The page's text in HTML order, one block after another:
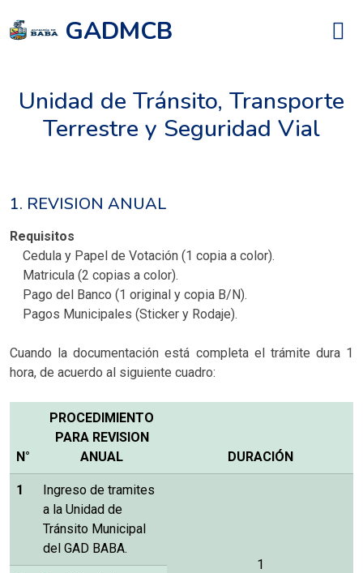
GADMCB
Unidad de Tránsito, Transporte
Terrestre y Seguridad Vial
1. REVISION ANUAL
Requisitos
Cedula y Papel de Votación (1 copia a color).
Matricula (2 copias a color).
Pago del Banco (1 original y copia B/N).
Pagos Municipales (Sticker y Rodaje).
Cuando la documentación está completa el trámite dura 1
hora, de acuerdo al siguiente cuadro:
N°
PROCEDIMIENTO
PARA REVISION
ANUAL
DURACIÓN
1
Ingreso de tramites
a la Unidad de
Tránsito Municipal
del GAD BABA.
1